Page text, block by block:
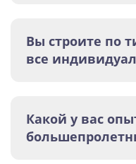
Вы строите по
все
Какой у вас